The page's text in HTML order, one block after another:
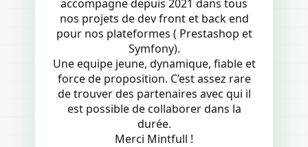
accompagne depuis 2021 dans tous
nos projets de dev front et back end
pour nos plateformes ( Prestashop et
Symfony).
Une equipe jeune, dynamique, fiable et
force de proposition. C’est assez rare
de trouver des partenaires avec qui il
est possible de collaborer dans la
durée.
Merci Mintfull !